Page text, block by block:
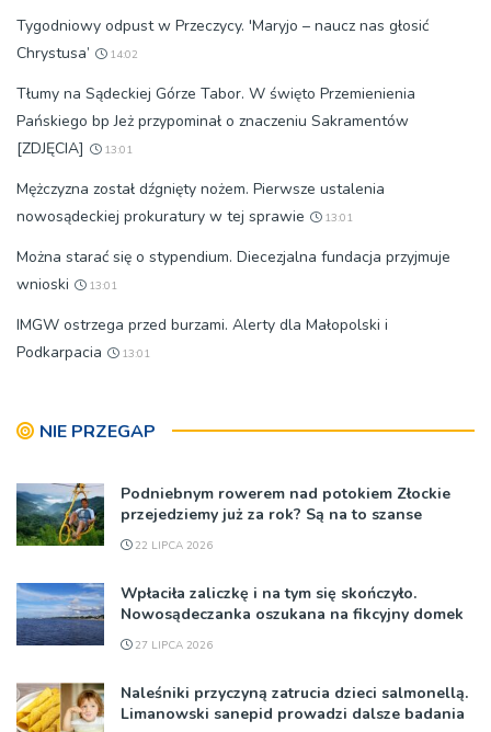
Tygodniowy odpust w Przeczycy. 'Maryjo – naucz nas głosić
Chrystusa’
14:02
Tłumy na Sądeckiej Górze Tabor. W święto Przemienienia
Pańskiego bp Jeż przypominał o znaczeniu Sakramentów
[ZDJĘCIA]
13:01
Mężczyzna został dźgnięty nożem. Pierwsze ustalenia
nowosądeckiej prokuratury w tej sprawie
13:01
Można starać się o stypendium. Diecezjalna fundacja przyjmuje
wnioski
13:01
IMGW ostrzega przed burzami. Alerty dla Małopolski i
Podkarpacia
13:01
NIE PRZEGAP
Podniebnym rowerem nad potokiem Złockie
przejedziemy już za rok? Są na to szanse
22 LIPCA 2026
Wpłaciła zaliczkę i na tym się skończyło.
Nowosądeczanka oszukana na fikcyjny domek
27 LIPCA 2026
Naleśniki przyczyną zatrucia dzieci salmonellą.
Limanowski sanepid prowadzi dalsze badania